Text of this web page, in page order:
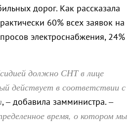
дорог. Как рассказала
60% всех заявок на
электроснабжения, 24%
должно СНТ в лице
действует в соответствии с
, – добавила замминистра. –
время, о котором мы